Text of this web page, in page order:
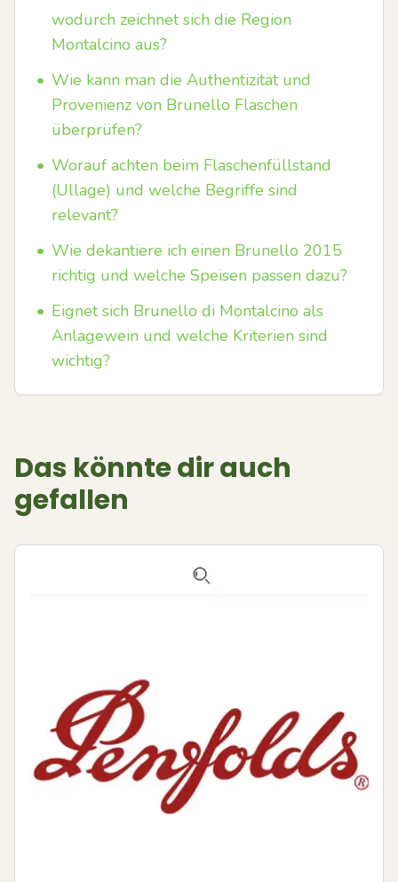
wodurch zeichnet sich die Region
Montalcino aus?
• Wie kann man die Authentizität und
Provenienz von Brunello Flaschen
überprüfen?
• Worauf achten beim Flaschenfüllstand
(Ullage) und welche Begriffe sind
relevant?
• Wie dekantiere ich einen Brunello 2015
richtig und welche Speisen passen dazu?
• Eignet sich Brunello di Montalcino als
Anlagewein und welche Kriterien sind
wichtig?
Das könnte dir auch
gefallen